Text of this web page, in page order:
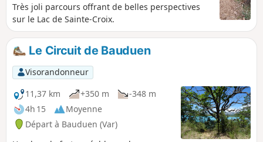
Très joli parcours offrant de belles perspectives
sur le Lac de Sainte-Croix.
Le Circuit de Bauduen
Visorandonneur
11,37 km
+350 m
-348 m
4h 15
Moyenne
Départ à Bauduen (Var)